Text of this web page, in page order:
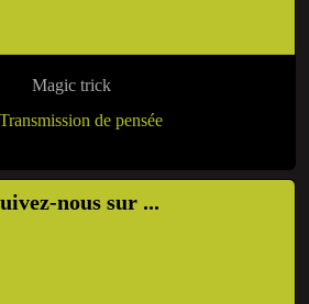
Transmission de pensée
nous sur ...